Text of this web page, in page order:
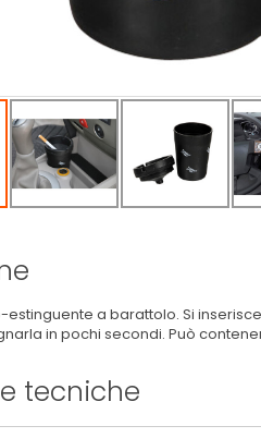
a barattolo. Si
in pochi secondi. Può
tecniche